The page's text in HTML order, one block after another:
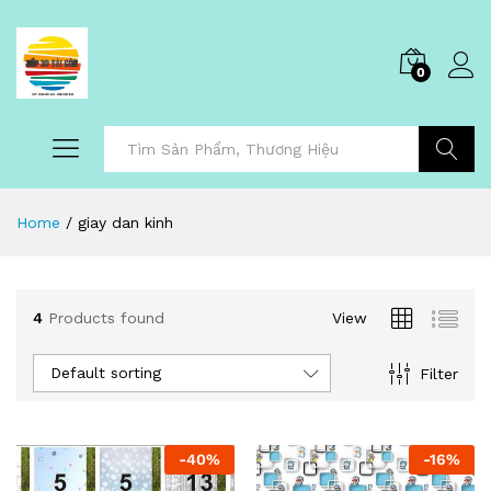
0
Home / giay dan kinh
4 Products found View
Filter
Default sorting
-40% -16%